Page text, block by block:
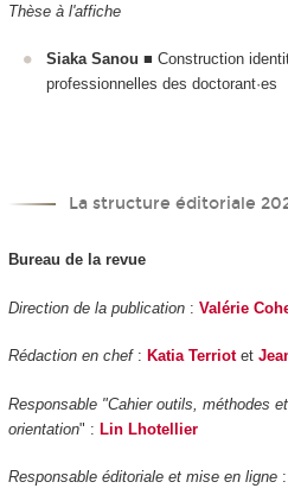
Thèse à l'affiche
Siaka Sanou ■ Construction
professionnelles des doctorant·es
La structure éditoriale
Bureau de la revue
Direction de la publication: Valérie
Rédaction en chef: Katia Terriot et
Responsable "Cahier outils, méthodes
orientation" : Lin Lhotellier
Responsable éditoriale et mise en ligne: